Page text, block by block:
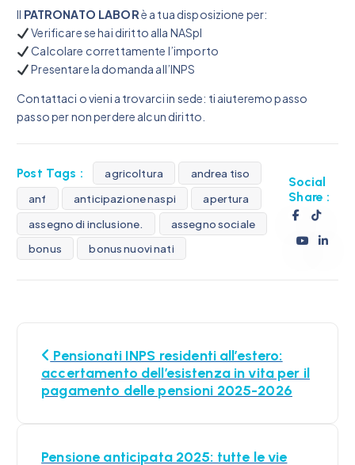
Il PATRONATO LABORè a tua disposizione per:
Verificare se hai diritto alla NASpI
Calcolare correttamente l’importo
Presentare la domanda all’INPS
Contattaci o vieni a trovarci in sede: ti aiuteremo passo
passo per non perdere alcun diritto.
Post Tags : agricoltura
andrea tiso
anf
anticipazione naspi
apertura
assegno di inclusione.
assegno sociale
bonus
bonus nuovi nati
Social
Share :
Pensionati INPS residenti all’estero:
accertamento dell’esistenza in vita per il
pagamento delle pensioni 2025-2026
Pensione anticipata 2025: tutte le vie